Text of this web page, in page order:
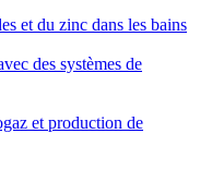
et du zinc dans les bains
des systèmes de
et production de